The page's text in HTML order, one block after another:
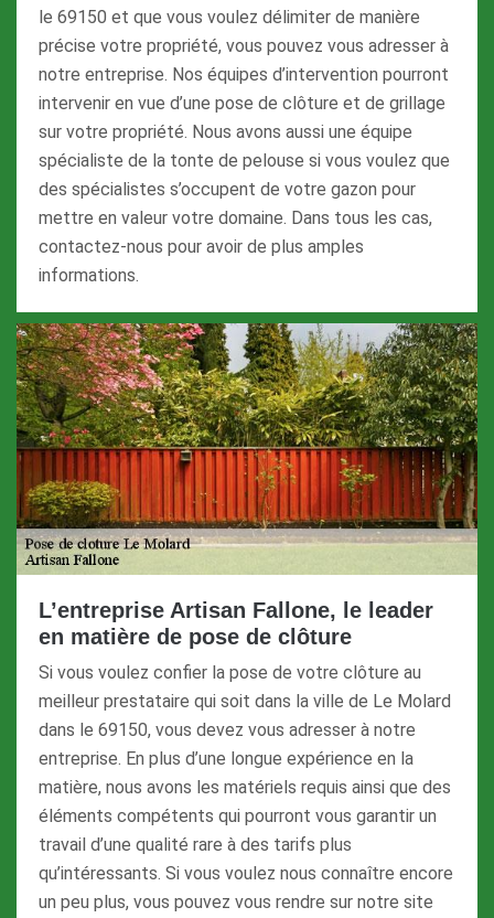
le 69150 et que vous voulez délimiter de manière
précise votre propriété, vous pouvez vous adresser à
notre entreprise. Nos équipes d’intervention pourront
intervenir en vue d’une pose de clôture et de grillage
sur votre propriété. Nous avons aussi une équipe
spécialiste de la tonte de pelouse si vous voulez que
des spécialistes s’occupent de votre gazon pour
mettre en valeur votre domaine. Dans tous les cas,
contactez-nous pour avoir de plus amples
informations.
L’entreprise Artisan Fallone, le leader
en matière de pose de clôture
Si vous voulez confier la pose de votre clôture au
meilleur prestataire qui soit dans la ville de Le Molard
dans le 69150, vous devez vous adresser à notre
entreprise. En plus d’une longue expérience en la
matière, nous avons les matériels requis ainsi que des
éléments compétents qui pourront vous garantir un
travail d’une qualité rare à des tarifs plus
qu’intéressants. Si vous voulez nous connaître encore
un peu plus, vous pouvez vous rendre sur notre site